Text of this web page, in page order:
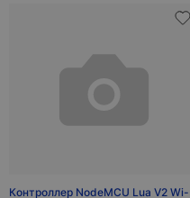
Контроллер NodeMCU Lua V2 Wi-